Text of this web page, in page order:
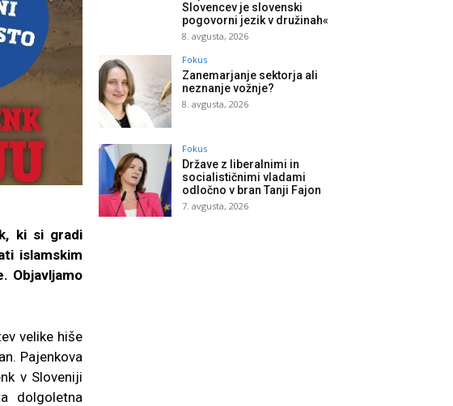
ki si gradi
islamskim
Objavljamo
velike hiše
Pajenkova
v Sloveniji
dolgoletna
Slovencev je slovenski
pogovorni jezik v družinah«
8. avgusta, 2026
Fokus
Zanemarjanje sektorja ali
neznanje vožnje?
8. avgusta, 2026
Fokus
Države z liberalnimi in
socialističnimi vladami
odločno v bran Tanji Fajon
7. avgusta, 2026